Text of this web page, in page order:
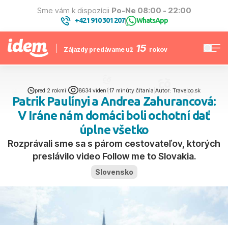
Sme vám k dispozícii Po-Ne 08:00 - 22:00
+421 910 301 207| WhatsApp
Zájazdy predávame už 15 rokov
pred 2 rokmi 8634 videní 17 minúty čítania Autor: Travelco.sk
Patrik Paulínyi a Andrea Zahurancová:
V Iráne nám domáci boli ochotní dať
úplne všetko
Rozprávali sme sa s párom cestovateľov, ktorých
preslávilo video Follow me to Slovakia.
Slovensko